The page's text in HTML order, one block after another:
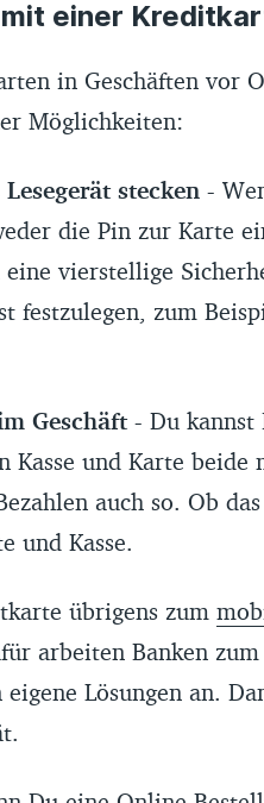
einer
in Geschäften vor
Möglichkeiten:
stecken -
die Pin zur Karte
vierstellige
festzulegen, zum
Geschäft - Du kannst
Kasse und Karte beide
auch so. Ob
und Kasse.
übrigens zum
arbeiten Banken
Lösungen an.